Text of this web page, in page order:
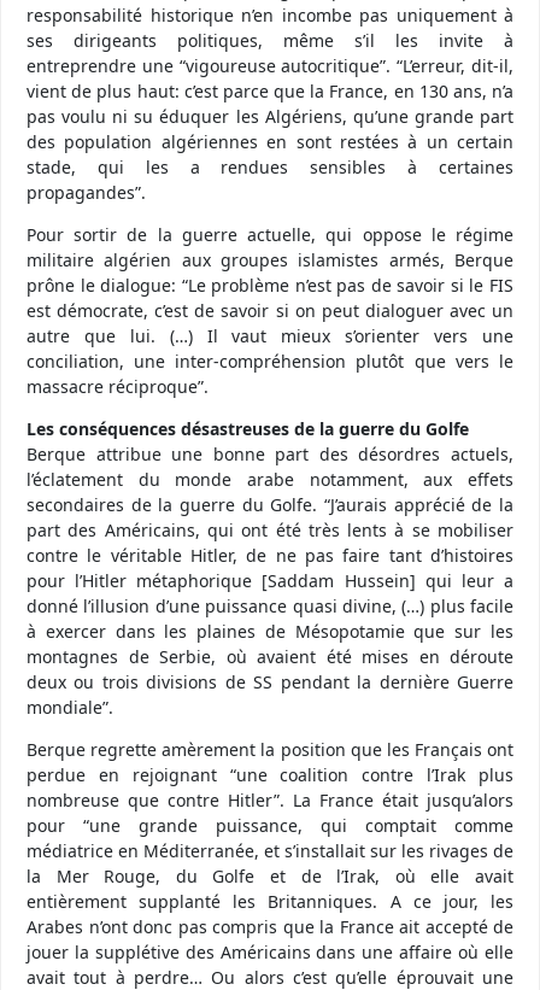
responsabilité historique n’en incombe pas uniquement à
ses dirigeants politiques, même s’il les invite à
entreprendre une “vigoureuse autocritique”. “L’erreur, dit-il,
vient de plus haut: c’est parce que la France, en 130 ans, n’a
pas voulu ni su éduquer les Algériens, qu’une grande part
des population algériennes en sont restées à un certain
stade, qui les a rendues sensibles à certaines
propagandes”.
Pour sortir de la guerre actuelle, qui oppose le régime
militaire algérien aux groupes islamistes armés, Berque
prône le dialogue: “Le problème n’est pas de savoir si le FIS
est démocrate, c’est de savoir si on peut dialoguer avec un
autre que lui. (…) Il vaut mieux s’orienter vers une
conciliation, une inter-compréhension plutôt que vers le
massacre réciproque”.
Les conséquences désastreuses de la guerre du Golfe
Berque attribue une bonne part des désordres actuels,
l’éclatement du monde arabe notamment, aux effets
secondaires de la guerre du Golfe. “J’aurais apprécié de la
part des Américains, qui ont été très lents à se mobiliser
contre le véritable Hitler, de ne pas faire tant d’histoires
pour l’Hitler métaphorique [Saddam Hussein] qui leur a
donné l’illusion d’une puissance quasi divine, (…) plus facile
à exercer dans les plaines de Mésopotamie que sur les
montagnes de Serbie, où avaient été mises en déroute
deux ou trois divisions de SS pendant la dernière Guerre
mondiale”.
Berque regrette amèrement la position que les Français ont
perdue en rejoignant “une coalition contre l’Irak plus
nombreuse que contre Hitler”. La France était jusqu’alors
pour “une grande puissance, qui comptait comme
médiatrice en Méditerranée, et s’installait sur les rivages de
la Mer Rouge, du Golfe et de l’Irak, où elle avait
entièrement supplanté les Britanniques. A ce jour, les
Arabes n’ont donc pas compris que la France ait accepté de
jouer la supplétive des Américains dans une affaire où elle
avait tout à perdre… Ou alors c’est qu’elle éprouvait une